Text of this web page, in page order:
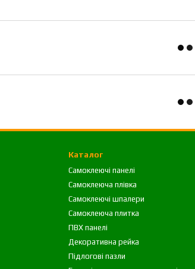
Каталог
Самоклеючі панелі
Самоклеюча плівка
Самоклеючі шпалери
Самоклеюча плитка
ПВХ панелі
Декоративна рейка
Підлогові пазли